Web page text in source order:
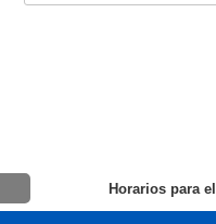
Horarios para el